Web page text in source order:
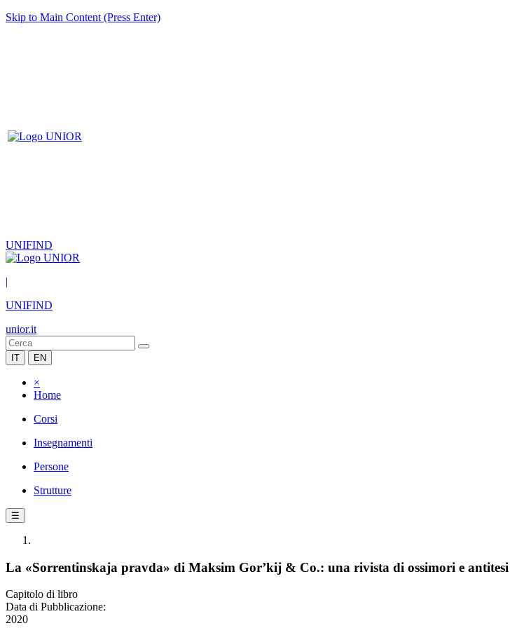
Skip to Main Content (Press Enter)
UNIFIND
|
UNIFIND
unior.it
IT EN
×
Home
Corsi
Insegnamenti
Persone
Strutture
☰
La «Sorrentinskaja pravda» di Maksim Gor’kij & Co.: una rivista di ossimori e antitesi
Capitolo di libro
Data di Pubblicazione:
2020